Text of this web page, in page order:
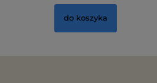
do koszyka